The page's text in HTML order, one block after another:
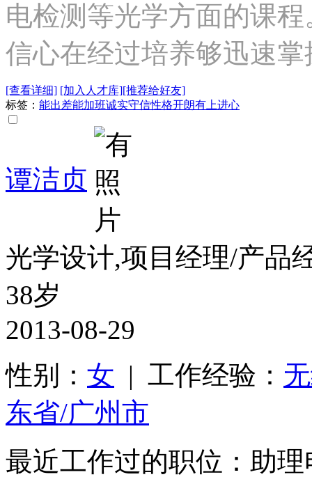
电检测等光学方面的课
信心在经过培养够迅速
[查看详细] [加入人才库][推荐给好友]
标签： 能出差能加班诚实守信性格开朗有上进心
谭洁贞
光学设计,项目经理/产品
38岁
2013-08-29
性别： 女 | 工作经验：
东省/广州市
最近工作过的职位：助